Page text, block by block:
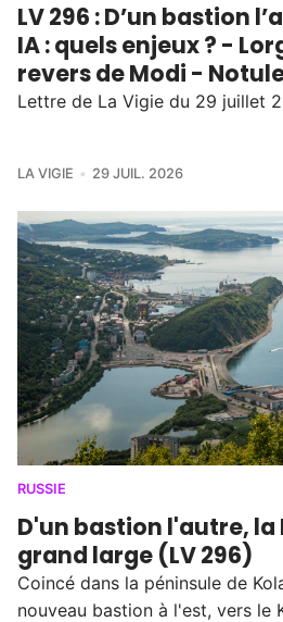
LV 296 : D’un bastion
IA : quels enjeux ? -
revers de Modi -
Lettre de La Vigie du 29 juillet
LA VIGIE 29 JUIL. 2026
RUSSIE
D'un bastion l'autre, la
grand large (LV 296)
Coincé dans la péninsule de
nouveau bastion à l'est, vers le